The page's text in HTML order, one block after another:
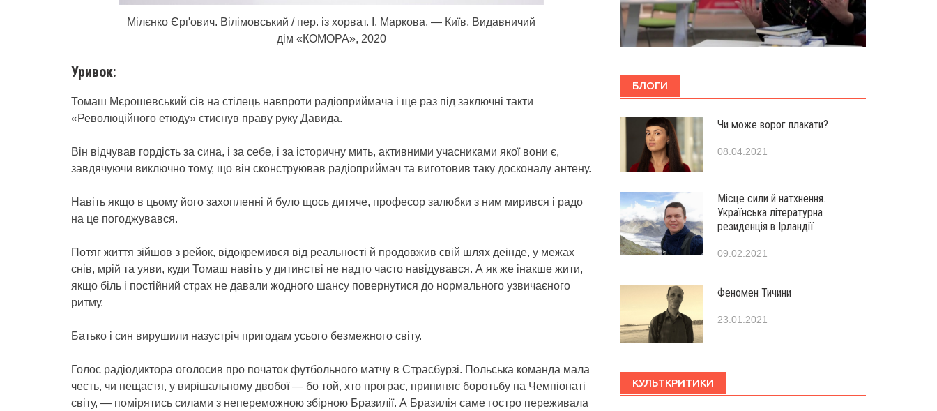
Мілєнко Єрґович. Вілімовський / пер. із хорват. І. Маркова. — Київ, Видавничий
дім «КОМОРА», 2020
Уривок:
Томаш Мєрошевський сів на стілець навпроти радіоприймача і ще раз під заключні такти
«Революційного етюду» стиснув праву руку Давида.
Він відчував гордість за сина, і за себе, і за історичну мить, активними учасниками якої вони є,
завдячуючи виключно тому, що він сконструював радіоприймач та виготовив таку досконалу антену.
Навіть якщо в цьому його захопленні й було щось дитяче, професор залюбки з ним мирився і радо
на це погоджувався.
Потяг життя зійшов з рейок, відокремився від реальності й продовжив свій шлях деінде, у межах
снів, мрій та уяви, куди Томаш навіть у дитинстві не надто часто навідувався. А як же інакше жити,
якщо біль і постійний страх не давали жодного шансу повернутися до нормального узвичаєного
ритму.
Батько і син вирушили назустріч пригодам усього безмежного світу.
Голос радіодиктора оголосив про початок футбольного матчу в Страсбурзі. Польська команда мала
честь, чи нещастя, у вирішальному двобої — бо той, хто програє, припиняє боротьбу на Чемпіонаті
світу, — помірятись силами з непереможною збірною Бразилії. А Бразилія саме гостро переживала
БЛОГИ
Чи може ворог плакати?
08.04.2021
Місце сили й натхнення.
Українська літературна
резиденція в Ірландії
09.02.2021
Феномен Тичини
23.01.2021
КУЛЬТКРИТИКИ